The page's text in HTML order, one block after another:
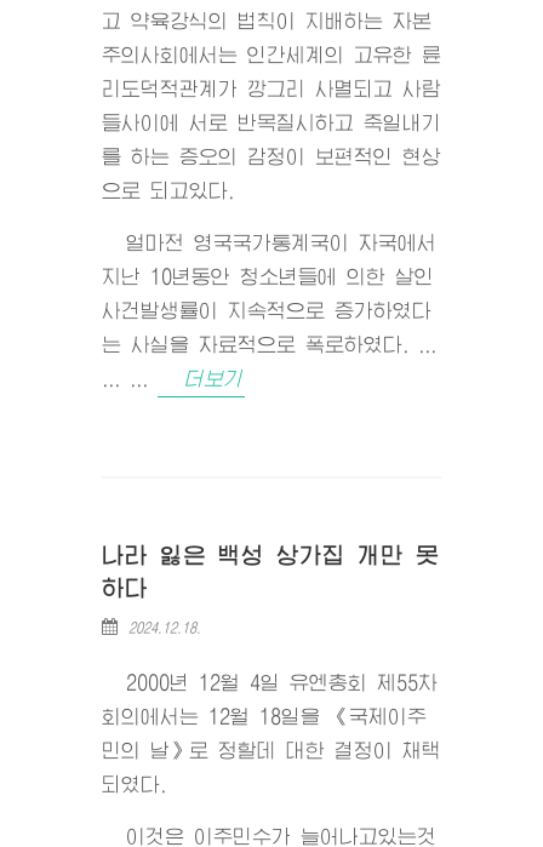
고 약육강식의 법칙이 지배하는 자본
주의사회에서는 인간세계의 고유한 륜
리도덕적관계가 깡그리 사멸되고 사람
들사이에 서로 반목질시하고 죽일내기
를 하는 증오의 감정이 보편적인 현상
으로 되고있다.
얼마전 영국국가통계국이 자국에서
지난 10년동안 청소년들에 의한 살인
사건발생률이 지속적으로 증가하였다
는 사실을 자료적으로 폭로하였다. ...
... ...
더보기
나라 잃은 백성 상가집 개만 못
하다
2024.12.18.
2000년 12월 4일 유엔총회 제55차
회의에서는 12월 18일을 《국제이주
민의 날》로 정할데 대한 결정이 채택
되였다.
이것은 이주민수가 늘어나고있는것